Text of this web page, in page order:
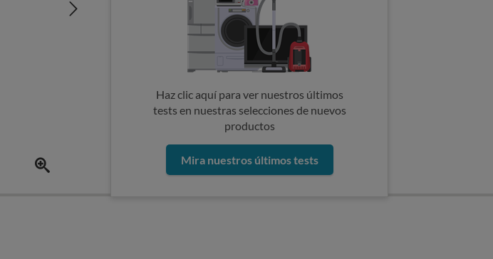
Haz clic aquí para ver nuestros últimos
tests en nuestras selecciones de nuevos
productos
Mira nuestros últimos tests